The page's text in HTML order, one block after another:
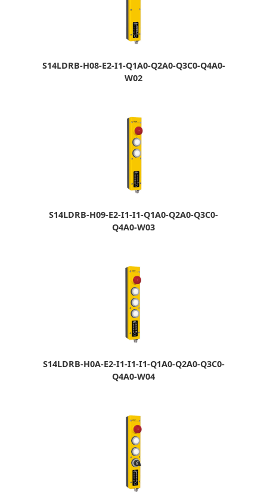
S14LDRB-H08-E2-I1-Q1A0-Q2A0-Q3C0-Q4A0-
W02
S14LDRB-H09-E2-I1-I1-Q1A0-Q2A0-Q3C0-
Q4A0-W03
S14LDRB-H0A-E2-I1-I1-I1-Q1A0-Q2A0-Q3C0-
Q4A0-W04